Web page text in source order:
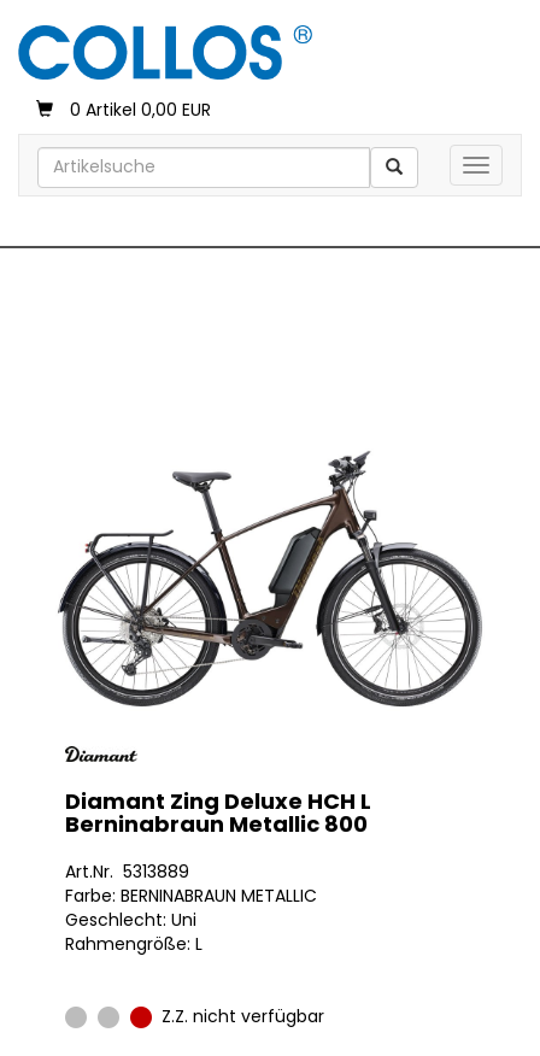
0 Artikel 0,00 EUR
Toggle
Diamant Zing Deluxe HCH L
Berninabraun Metallic 800
Art.Nr. 5313889
Farbe: BERNINABRAUN METALLIC
Geschlecht: Uni
Rahmengröße: L
Z.Z. nicht verfügbar